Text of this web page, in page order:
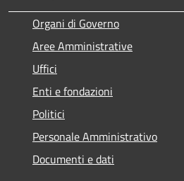
Organi di Governo
Aree Amministrative
Uffici
Enti e fondazioni
Politici
Personale Amministrativo
Documenti e dati